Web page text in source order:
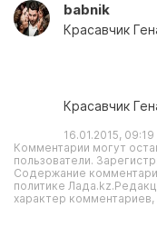
babnik
Красавчик
Красавчик
16.01.2015, 09:19
Комментарии могут
пользователи.
Содержание
политике
характер